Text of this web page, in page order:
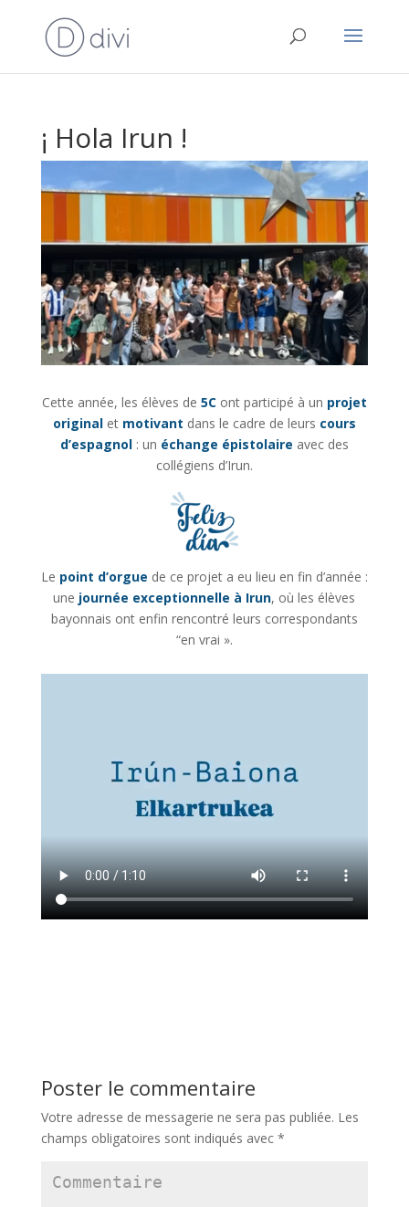
¡ Hola Irun !
Cette année, les élèves de 5Cont participé à un projet
originalet motivant dans le cadre de leurs cours
d’espagnol: un échange épistolaire avec des
collégiens d’Irun.
Le point d’orgue de ce projet a eu lieu en fin d’année :
une journée exceptionnelle à Irun, où les élèves
bayonnais ont enfin rencontré leurs correspondants
“en vrai ».
Poster le commentaire
Votre adresse de messagerie ne sera pas publiée. Les
champs obligatoires sont indiqués avec *